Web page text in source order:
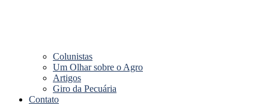
Colunistas
Um Olhar sobre o Agro
Artigos
Giro da Pecuária
Contato